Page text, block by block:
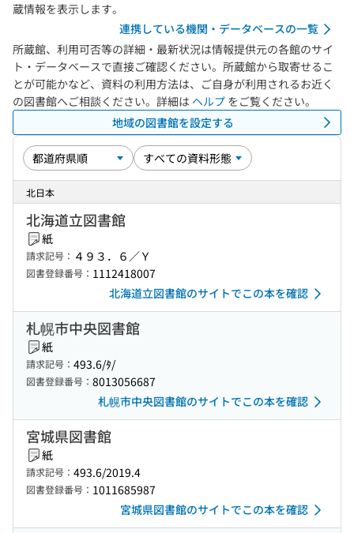
蔵情報を表示します。
連携している機関・データベースの一覧
所蔵館、利用可否等の詳細・最新状況は情報提供元の各館のサイ
ト・データベースで直接ご確認ください。所蔵館から取寄せるこ
とが可能かなど、資料の利用方法は、ご自身が利用されるお近く
の図書館へご相談ください。詳細は ヘルプ をご覧ください。
地域の図書館を設定する
北日本
北海道立図書館
紙
請求記号： ４９３．６／Ｙ
図書登録番号： 1112418007
北海道立図書館のサイトでこの本を確認
札幌市中央図書館
紙
請求記号： 493.6/ﾀ/
図書登録番号： 8013056687
札幌市中央図書館のサイトでこの本を確認
宮城県図書館
紙
請求記号： 493.6/2019.4
図書登録番号： 1011685987
宮城県図書館のサイトでこの本を確認